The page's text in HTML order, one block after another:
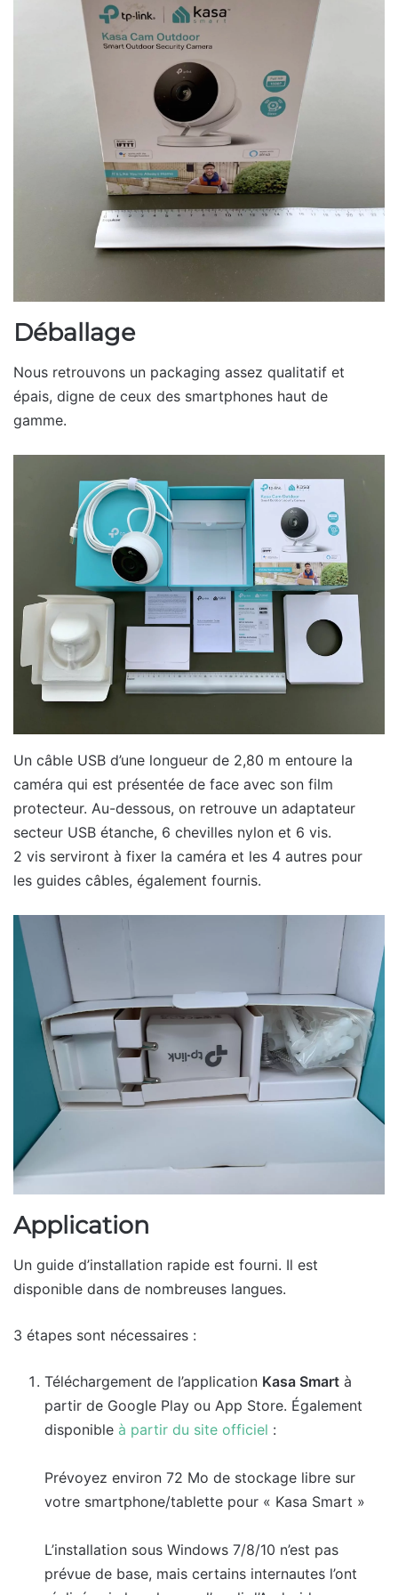
Déballage
Nous retrouvons un packaging assez qualitatif et
épais, digne de ceux des smartphones haut de
gamme.
Un câble USB d’une longueur de 2,80 m entoure la
caméra qui est présentée de face avec son film
protecteur. Au-dessous, on retrouve un adaptateur
secteur USB étanche, 6 chevilles nylon et 6 vis.
2 vis serviront à fixer la caméra et les 4 autres pour
les guides câbles, également fournis.
Application
Un guide d’installation rapide est fourni. Il est
disponible dans de nombreuses langues.
3 étapes sont nécessaires :
Téléchargement de l’application Kasa Smart à
partir de Google Play ou App Store. Également
disponible à partir du site officiel :
Prévoyez environ 72 Mo de stockage libre sur
votre smartphone/tablette pour « Kasa Smart »
L’installation sous Windows 7/8/10 n’est pas
prévue de base, mais certains internautes l’ont